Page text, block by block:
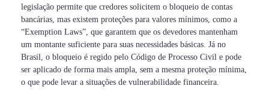
legislação permite que credores solicitem o bloqueio de contas
bancárias, mas existem proteções para valores mínimos, como a
“Exemption Laws”, que garantem que os devedores mantenham
um montante suficiente para suas necessidades básicas. Já no
Brasil, o bloqueio é regido pelo Código de Processo Civil e pode
ser aplicado de forma mais ampla, sem a mesma proteção mínima,
o que pode levar a situações de vulnerabilidade financeira.